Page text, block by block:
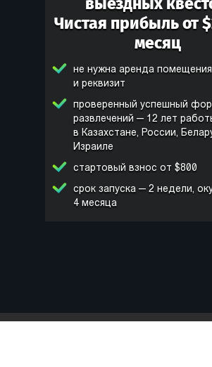
Чистая прибыль от
месяц
не нужна аренда помещения
и реквизит
проверенный успешный
развлечений — 12 лет
в Казахстане, России,
Израиле
стартовый взнос от $800
срок запуска — 2 недели,
4 месяца